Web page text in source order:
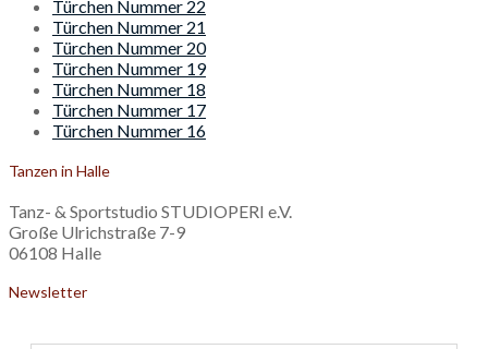
Türchen Nummer 22
Türchen Nummer 21
Türchen Nummer 20
Türchen Nummer 19
Türchen Nummer 18
Türchen Nummer 17
Türchen Nummer 16
Tanzen in Halle
Tanz- & Sportstudio STUDIOPERI e.V.
Große Ulrichstraße 7-9
06108 Halle
Newsletter